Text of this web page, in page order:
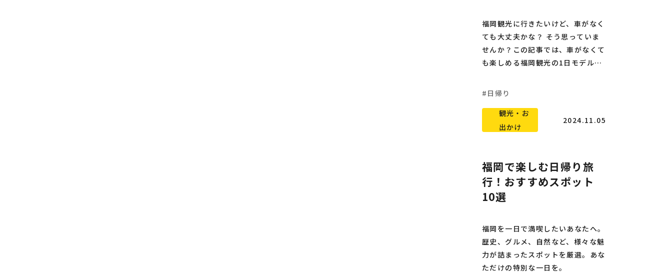
福岡観光に行きたいけど、車がなく
ても大丈夫かな？ そう思っていま
せんか？この記事では、車がなくて
も楽しめる福岡観光の1日モデルコ
日帰り
観光・お
出かけ
2024.11.05
福岡で楽しむ日帰り旅
行！おすすめスポット
10選
福岡を一日で満喫したいあなたへ。
歴史、グルメ、自然など、様々な魅
力が詰まったスポットを厳選。あな
ただけの特別な一日を。